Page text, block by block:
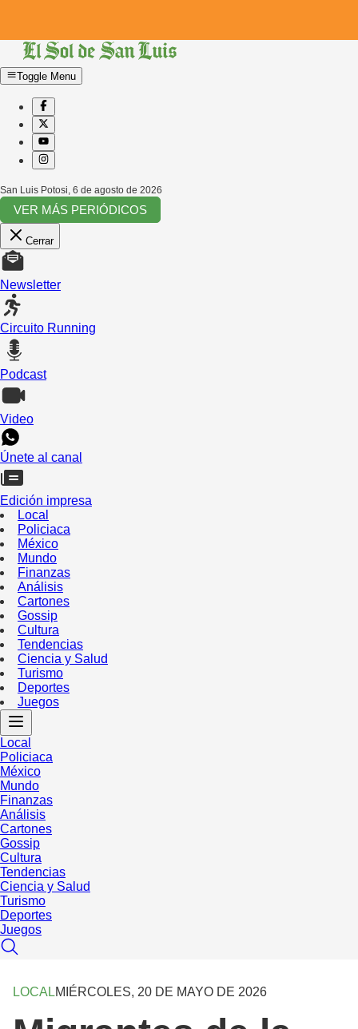
Toggle Menu
San Luis Potosi 6 de agosto de 2026
VER MÁS PERIÓDICOS
Cerrar
Newsletter
Circuito Running
Podcast
Video
Únete al canal
Edición impresa
Local
Policiaca
México
Mundo
Finanzas
Análisis
Cartones
Gossip
Cultura
Tendencias
Ciencia y Salud
Turismo
Deportes
Juegos
Local
Policiaca
México
Mundo
Finanzas
Análisis
Cartones
Gossip
Cultura
Tendencias
Ciencia y Salud
Turismo
Deportes
Juegos
LOCALMIÉRCOLES, 20 DE MAYO DE 2026